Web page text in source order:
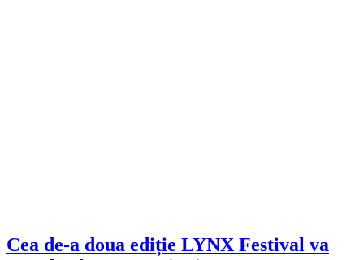
Cea de-a doua ediție LYNX Festival va